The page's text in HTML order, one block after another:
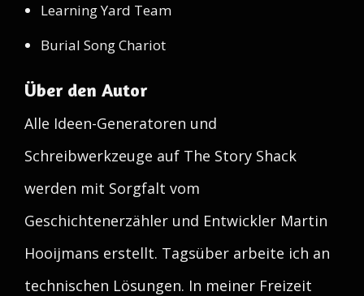
Learning Yard Team
Burial Song Chariot
Über den Autor
Alle Ideen-Generatoren und
Schreibwerkzeuge auf The Story Shack
werden mit Sorgfalt vom
Geschichtenerzähler und Entwickler Martin
Hooijmans erstellt. Tagsüber arbeite ich an
technischen Lösungen. In meiner Freizeit